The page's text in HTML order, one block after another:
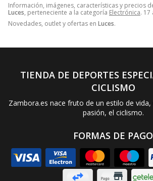
Información, imágenes, características y precios
Luces, perteneciente a la categoría Electrónica.
Novedades, outlet y ofertas en Luces.
TIENDA DE DEPORTES
CICLISMO
Zambora.es nace fruto de un estilo de
pasión, el ciclismo.
FORMAS DE PAGO